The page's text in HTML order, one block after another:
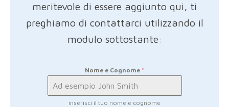
meritevole di essere aggiunto qui, ti
preghiamo di contattarci utilizzando il
modulo sottostante:
Nome e Cognome *
inserisci il tuo nome e cognome